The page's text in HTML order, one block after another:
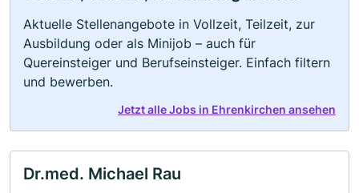
Aktuelle Stellenangebote in Vollzeit, Teilzeit, zur
Ausbildung oder als Minijob – auch für
Quereinsteiger und Berufseinsteiger. Einfach filtern
und bewerben.
Jetzt alle Jobs in Ehrenkirchen ansehen
Dr.med. Michael Rau